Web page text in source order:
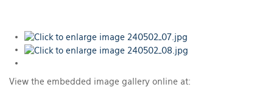
View the embedded image gallery online at: